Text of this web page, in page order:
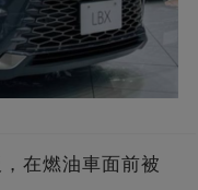
在燃油車面前被